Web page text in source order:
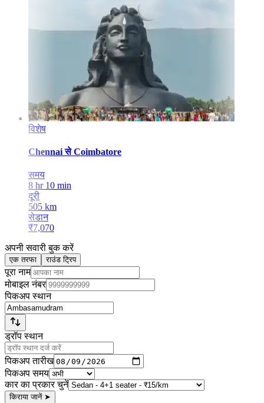
विशेष
Chennai से Coimbatore
समय
8 hr 10 min
दूरी
505 km
सेडान
₹7,070
अपनी सवारी बुक करें
एक तरफा राउंड ट्रिप
पूरा नाम
मोबाइल नंबर
पिकअप स्थान
ड्रॉप स्थान
पिकअप तारीख
पिकअप समय
कार का प्रकार चुनें
किराया जानें➤